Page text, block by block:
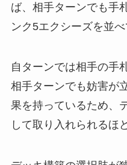
ば、相手ターンでも手
ンク5エクシーズを並
自ターンでは相手の手
相手ターンでも妨害が
果を持っているため、
して取り入れられるほど